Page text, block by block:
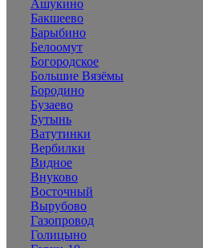
Ашукино
Бакшеево
Барыбино
Белоомут
Богородское
Большие Вязёмы
Бородино
Бузаево
Бутынь
Ватутинки
Вербилки
Видное
Внуково
Восточный
Вырубово
Газопровод
Голицыно